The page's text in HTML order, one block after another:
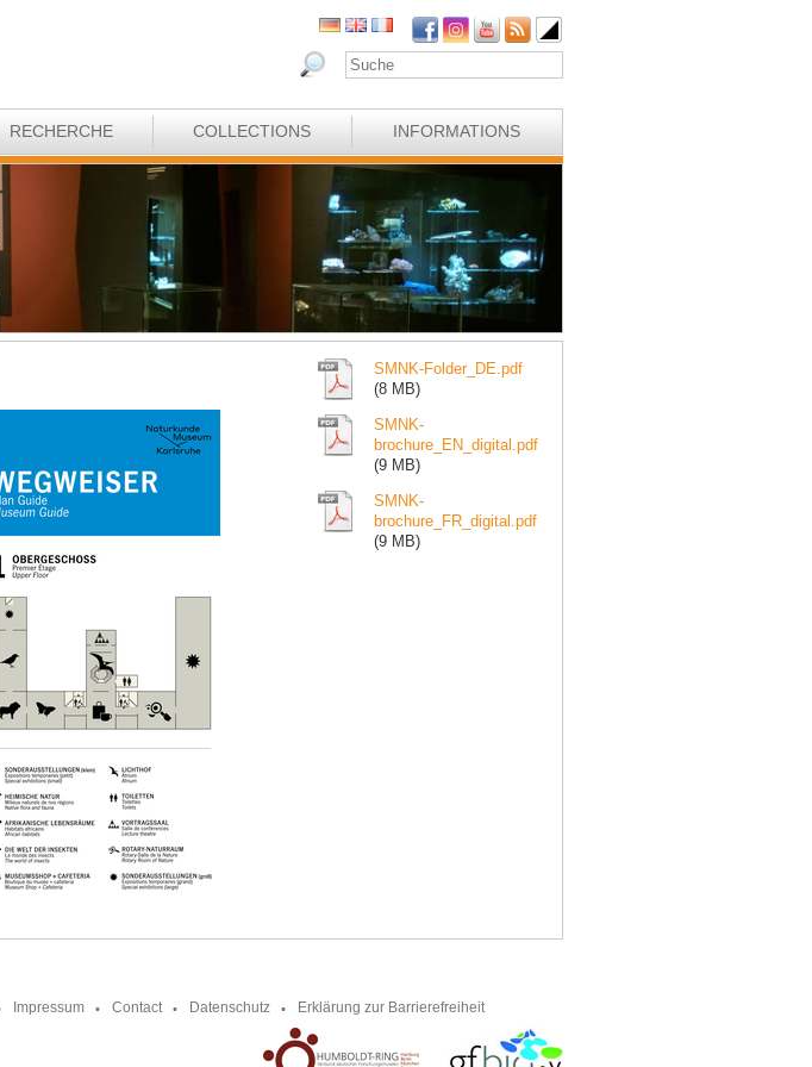
RECHERCHE COLLECTIONS INFORMATIONS
SMNK-Folder_DE.pdf
(8 MB)
SMNK-
brochure_EN_digital.pdf
(9 MB)
SMNK-
brochure_FR_digital.pdf
(9 MB)
Impressum Contact Datenschutz Erklärung zur Barrierefreiheit